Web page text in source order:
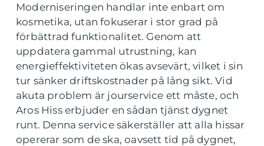
Moderniseringen handlar inte enbart om
kosmetika, utan fokuserar i stor grad på
förbättrad funktionalitet. Genom att
uppdatera gammal utrustning, kan
energieffektiviteten ökas avsevärt, vilket i sin
tur sänker driftskostnader på lång sikt. Vid
akuta problem är jourservice ett måste, och
Aros Hiss erbjuder en sådan tjänst dygnet
runt. Denna service säkerställer att alla hissar
opererar som de ska, oavsett tid på dygnet,